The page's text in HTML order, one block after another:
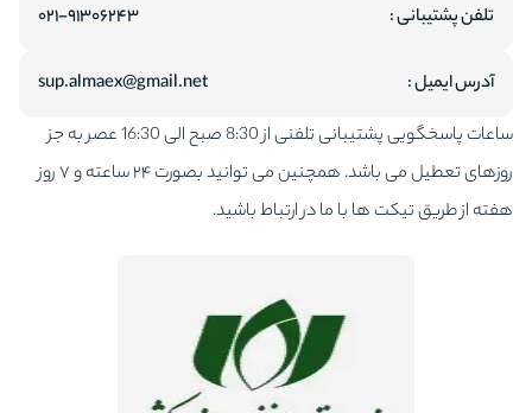
تلفن پشتیبانی : ۰۲۱-۹۱۳۰۶۲۴۳
آدرس ایمیل :
sup.almaex@gmail.net
ساعات پاسخگویی پشتیبانی تلفنی از 8:30 صبح الی 16:30 عصر به جز
روزهای تعطیل می باشد. همچنین می توانید بصورت ۲۴ ساعته و ۷ روز
هفته از طریق تیکت ها با ما در ارتباط باشید.